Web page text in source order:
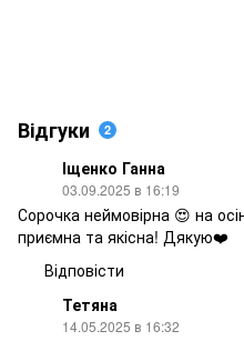
Відгуки 2
Іщенко Ганна
03.09.2025 в 16:19
Сорочка неймовірна 😍 на
приємна та якісна! Дякую❤️
Відповісти
Тетяна
14.05.2025 в 16:32